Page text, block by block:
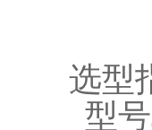
选型
型